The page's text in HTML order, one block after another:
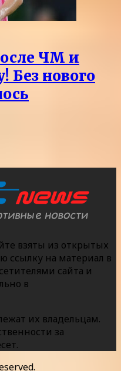
ЧМ и
Без нового
взяты из открытых
ссылку на материал в
сайта и
в
их владельцам.
за